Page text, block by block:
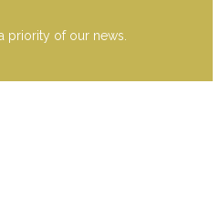
priority of our news.